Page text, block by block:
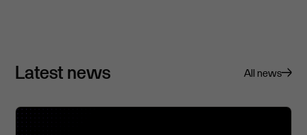
Latest news All news